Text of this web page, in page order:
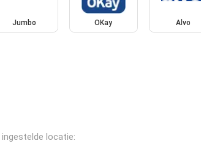
Jumbo OKay Alvo
locatie: